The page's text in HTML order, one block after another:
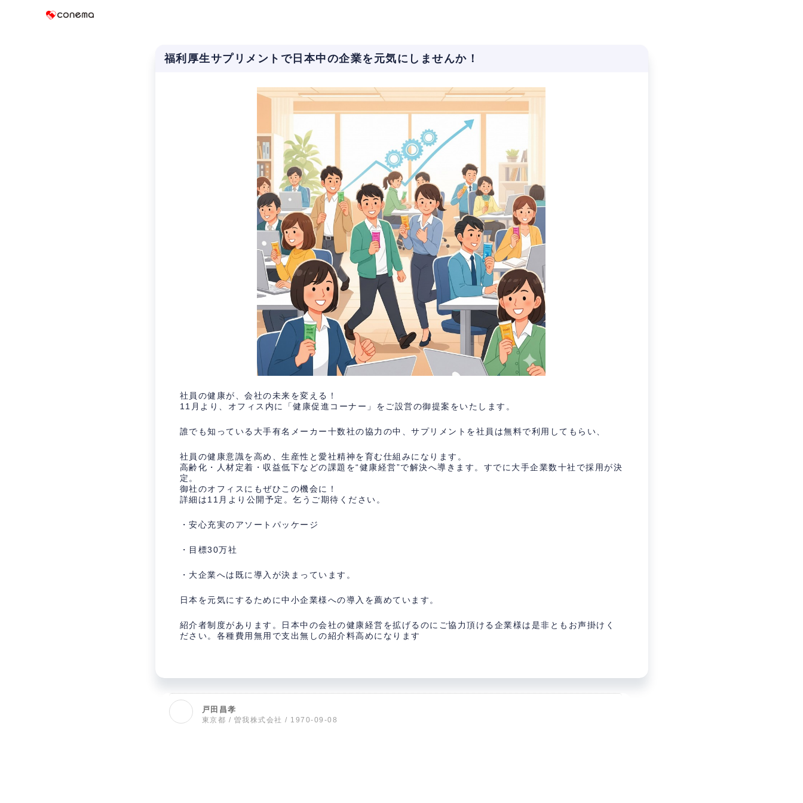
福利厚生サプリメントで日本中の企業を元気にしませんか！
社員の健康が、会社の未来を変える！
11月より、オフィス内に「健康促進コーナー」をご設営の御提案をいたします。
誰でも知っている大手有名メーカー十数社の協力の中、サプリメントを社員は無料で利用してもらい、
社員の健康意識を高め、生産性と愛社精神を育む仕組みになります。
高齢化・人材定着・収益低下などの課題を“健康経営”で解決へ導きます。すでに大手企業数十社で採用が決
定。
御社のオフィスにもぜひこの機会に！
詳細は11月より公開予定。乞うご期待ください。
・安心充実のアソートパッケージ
・目標30万社
・大企業へは既に導入が決まっています。
日本を元気にするために中小企業様への導入を薦めています。
紹介者制度があります。日本中の会社の健康経営を拡げるのにご協力頂ける企業様は是非ともお声掛けく
ださい。各種費用無用で支出無しの紹介料高めになります
戸田昌孝
東京都 / 曽我株式会社 / 1970-09-08